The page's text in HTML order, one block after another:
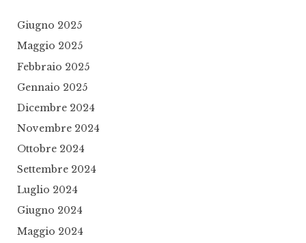
Giugno 2025
Maggio 2025
Febbraio 2025
Gennaio 2025
Dicembre 2024
Novembre 2024
Ottobre 2024
Settembre 2024
Luglio 2024
Giugno 2024
Maggio 2024